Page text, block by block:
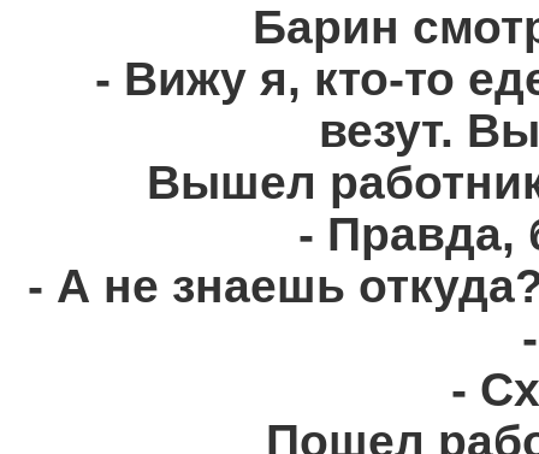
Барин
- Вижу я, кто-то
везут.
Вышел
- Правда,
- А не знаешь
-
Пошел